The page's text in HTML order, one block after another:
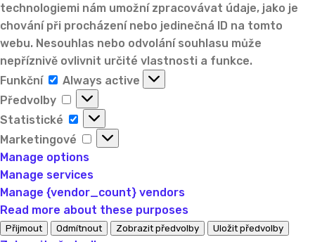
technologiemi nám umožní zpracovávat údaje, jako je
chování při procházení nebo jedinečná ID na tomto
webu. Nesouhlas nebo odvolání souhlasu může
nepříznivě ovlivnit určité vlastnosti a funkce.
Funkční
Funkční
Always active
Předvolby
Předvolby
Statistické
Statistické
Marketingové
Marketingové
Manage options
Manage services
Manage {vendor_count} vendors
Read more about these purposes
Přijmout Odmítnout Zobrazit předvolby Uložit předvolby